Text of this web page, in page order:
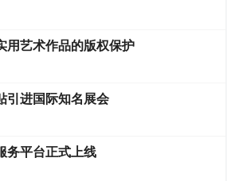
用艺术作品的版权保护
引进国际知名展会
务平台正式上线